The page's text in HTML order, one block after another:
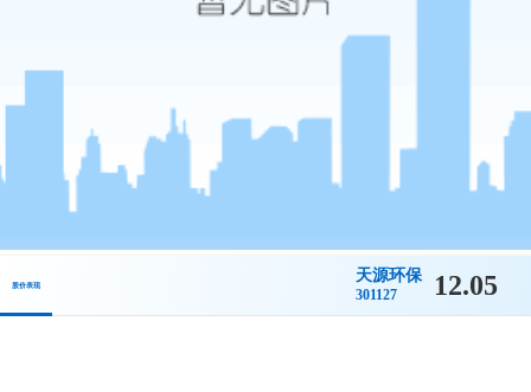
股价表现
天源环保
301127 12.05